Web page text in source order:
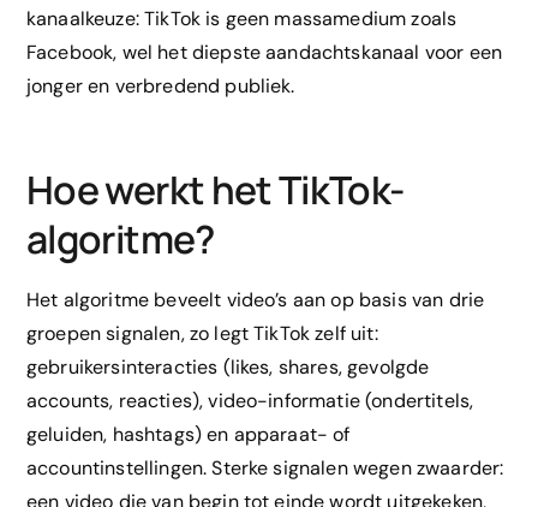
kanaalkeuze: TikTok is geen massamedium zoals
Facebook, wel het diepste aandachtskanaal voor een
jonger en verbredend publiek.
Hoe werkt het TikTok-
algoritme?
Het algoritme beveelt video’s aan op basis van drie
groepen signalen, zo legt TikTok zelf uit:
gebruikersinteracties (likes, shares, gevolgde
accounts, reacties), video-informatie (ondertitels,
geluiden, hashtags) en apparaat- of
accountinstellingen. Sterke signalen wegen zwaarder: